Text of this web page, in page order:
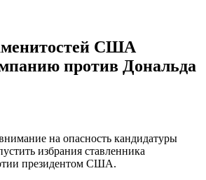
США
против Дональда
на опасность кандидатуры
избрания ставленника
президентом США.